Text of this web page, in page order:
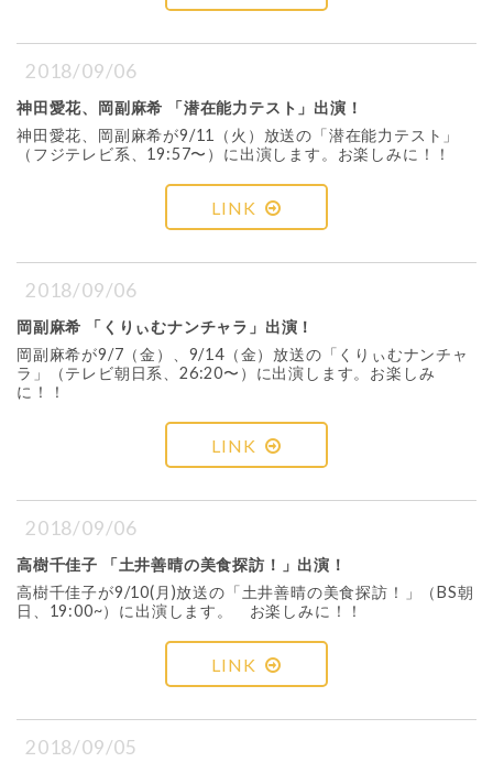
2018/09/06
神田愛花、岡副麻希 「潜在能力テスト」出演！
神田愛花、岡副麻希が9/11（火）放送の「潜在能力テスト」
（フジテレビ系、19:57〜）に出演します。お楽しみに！！
LINK
2018/09/06
岡副麻希 「くりぃむナンチャラ」出演！
岡副麻希が9/7（金）、9/14（金）放送の「くりぃむナンチャ
ラ」（テレビ朝日系、26:20〜）に出演します。お楽しみ
に！！
LINK
2018/09/06
高樹千佳子 「土井善晴の美食探訪！」出演！
高樹千佳子が9/10(月)放送の「土井善晴の美食探訪！」（BS朝
日、19:00~）に出演します。 お楽しみに！！
LINK
2018/09/05